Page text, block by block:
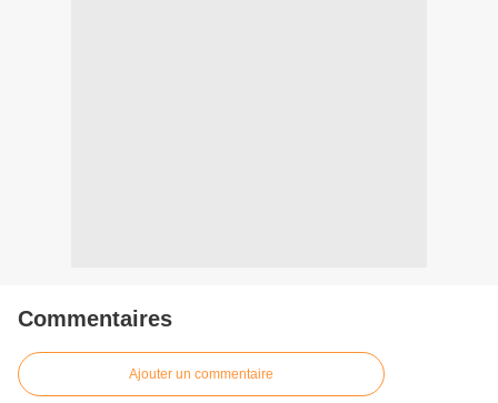
Commentaires
Ajouter un commentaire